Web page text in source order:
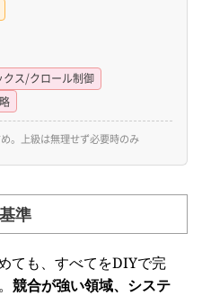
クス/クロール制御
。上級は無理せず必要時のみ
準
ても、すべてをDIYで完
競合が強い領域、システ